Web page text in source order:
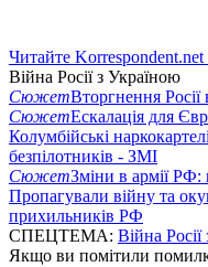
Читайте
Війна Росії з Україною
СюжетВторгнення
СюжетЕскалація для
Колумбійські
безпілотників - ЗМІ
СюжетЗміни в армії РФ:
Пропагували війну та
прихильників РФ
СПЕЦТЕМА: Війна
Якщо ви помітили